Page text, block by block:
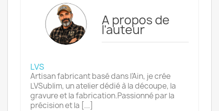
A propos de
l'auteur
LVS
Artisan fabricant basé dans l’Ain, je crée
LVSublim, un atelier dédié à la découpe, la
gravure et la fabrication.Passionné par la
précision et la [...]